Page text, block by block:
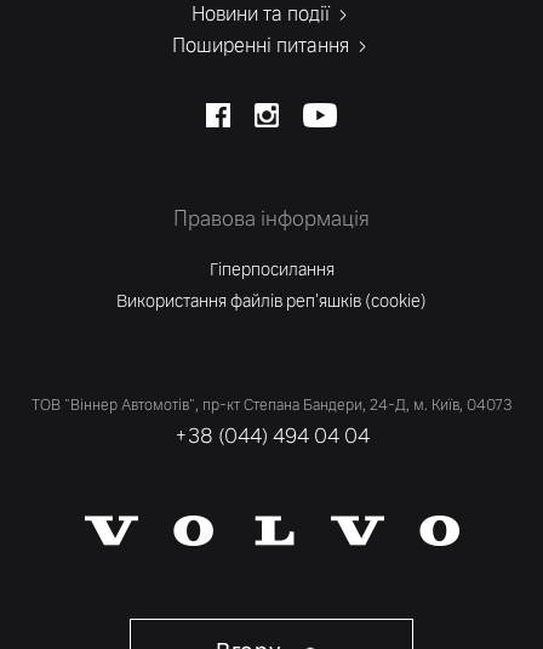
Новини та події
Поширенні питання
Правова інформація
Гіперпосилання
Використання файлів реп'яшків (cookie)
ТОВ "Віннер Автомотів", пр-кт Степана Бандери, 24-Д, м. Київ, 04073
+38 (044) 494 04 04